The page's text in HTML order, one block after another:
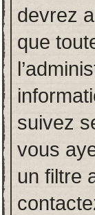
devrez
que
suivez
vous
un filtre